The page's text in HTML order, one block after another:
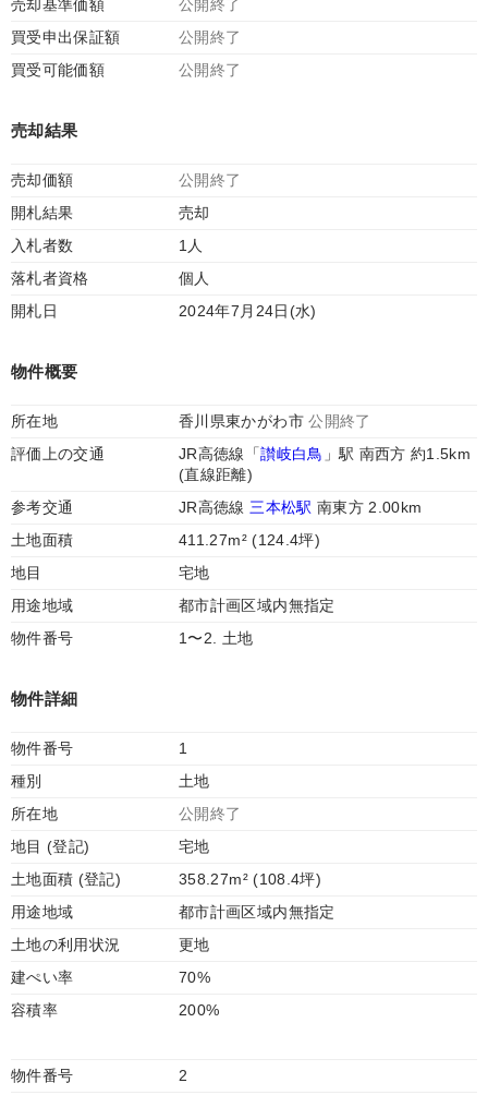
売却基準価額
公開終了
買受申出保証額
公開終了
買受可能価額
公開終了
売却結果
売却価額
公開終了
開札結果
売却
入札者数
1人
落札者資格
個人
開札日
2024年7月24日(水)
物件概要
所在地 香川県東かがわ市公開終了
評価上の交通
JR高徳線「讃岐白鳥 」駅 南西方 約1.5km
(直線距離)
参考交通
JR高徳線 三本松駅 南東方 2.00km
土地面積
411.27m² (124.4坪)
地目
宅地
用途地域
都市計画区域内無指定
物件番号
1〜2. 土地
物件詳細
物件番号
1
種別
土地
所在地
公開終了
地目 (登記)
宅地
土地面積 (登記)
358.27m² (108.4坪)
用途地域
都市計画区域内無指定
土地の利用状況
更地
建ぺい率
70%
容積率
200%
物件番号
2